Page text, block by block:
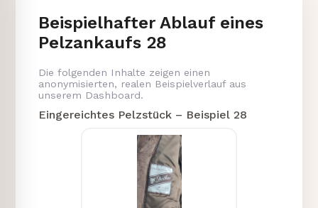
Beispielhafter Ablauf eines
Pelzankaufs 28
Die folgenden Inhalte zeigen einen
anonymisierten, realen Beispielverlauf aus
unserem Dashboard.
Eingereichtes Pelzstück – Beispiel 28